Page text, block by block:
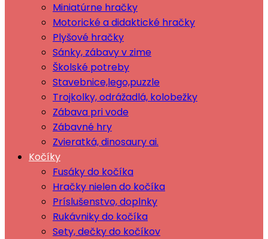
Miniatúrne hračky
Motorické a didaktické hračky
Plyšové hračky
Sánky, zábavy v zime
Školské potreby
Stavebnice,lego,puzzle
Trojkolky, odrážadlá, kolobežky
Zábava pri vode
Zábavné hry
Zvieratká, dinosaury ai.
Kočíky
Fusáky do kočíka
Hračky nielen do kočíka
Príslušenstvo, doplnky
Rukávniky do kočíka
Sety, dečky do kočíkov